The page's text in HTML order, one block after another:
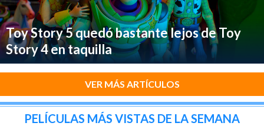
Toy Story 5 quedó bastante lejos de Toy
Story 4 en taquilla
VER MÁS ARTÍCULOS
PELÍCULAS MÁS VISTAS DE LA SEMANA